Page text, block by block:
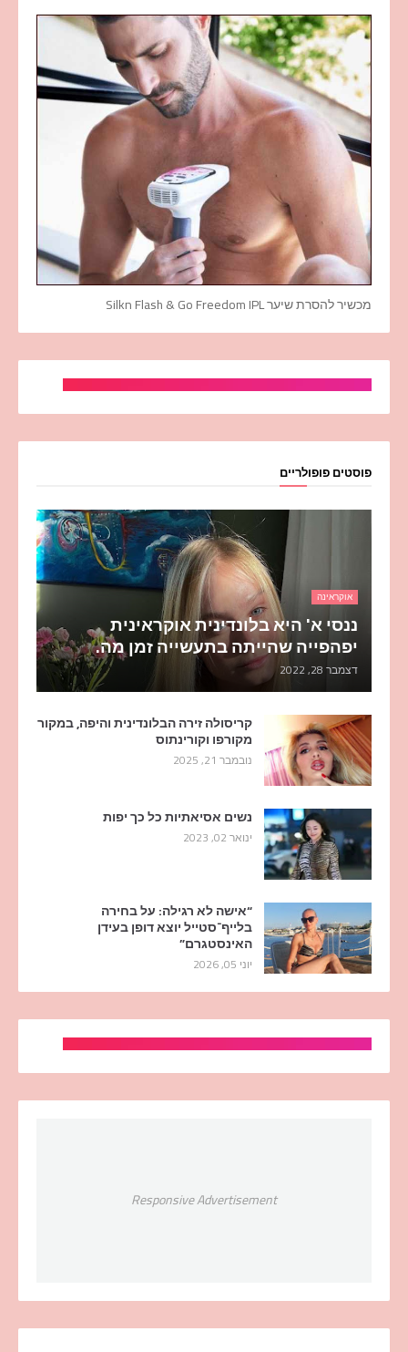
מכשיר להסרת שיער Silkn Flash & Go Freedom IPL
פוסטים פופולריים
אוקראינה
ננסי א' היא בלונדינית אוקראינית
יפהפייה שהייתה בתעשייה זמן מה.
דצמבר 28, 2022
קריסולה זירה הבלונדינית והיפה, במקור
מקורפו וקורינתוס
נובמבר 21, 2025
נשים אסיאתיות כל כך יפות
ינואר 02, 2023
“אישה לא רגילה: על בחירה
בלייף־סטייל יוצא דופן בעידן
האינסטגרם”
יוני 05, 2026
Responsive Advertisement